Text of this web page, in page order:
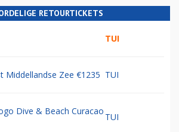
RETOURTICKETS
TUI
Middellandse Zee €1235 TUI
Dive & Beach Curacao
TUI